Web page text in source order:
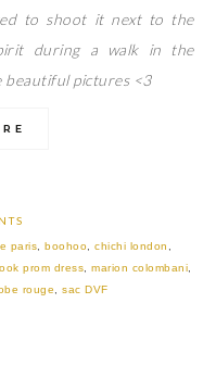
to shoot it next to the
during a walk in the
pictures <3
paris, boohoo,chichi london ,
look prom dress, marion colombani,
rouge,sac DVF